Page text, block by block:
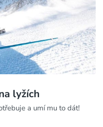
lyžích
a umí mu to dát!